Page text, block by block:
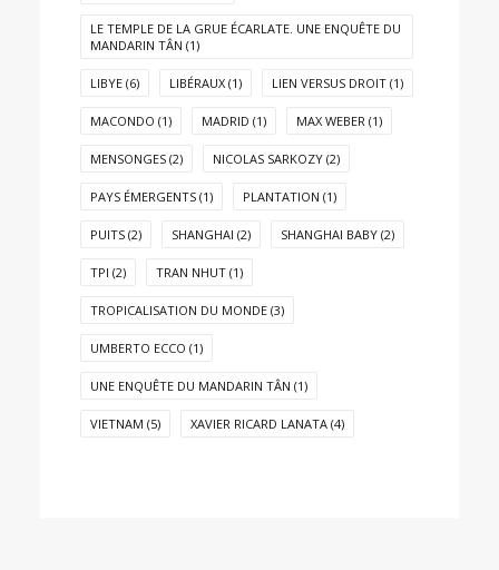
LE TEMPLE DE LA GRUE ÉCARLATE. UNE ENQUÊTE DU
MANDARIN TÂN (1)
LIBYE (6) LIBÉRAUX (1) LIEN VERSUS DROIT (1)
MACONDO (1) MADRID (1) MAX WEBER (1)
MENSONGES (2) NICOLAS SARKOZY (2)
PAYS ÉMERGENTS (1) PLANTATION (1)
PUITS (2) SHANGHAI (2) SHANGHAI BABY (2)
TPI (2) TRAN NHUT (1)
TROPICALISATION DU MONDE (3)
UMBERTO ECCO (1)
UNE ENQUÊTE DU MANDARIN TÂN (1)
VIETNAM (5) XAVIER RICARD LANATA (4)